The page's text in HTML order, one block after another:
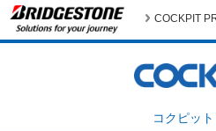
コクピッ
COCKPIT